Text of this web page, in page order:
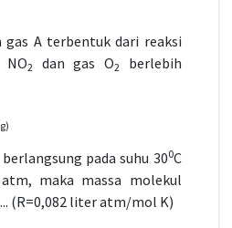
gas A terbentuk dari reaksi
2 dan gas O2
berlebih
pada suhu 300C
maka massa molekul
(R=0,082 liter atm/mol K)